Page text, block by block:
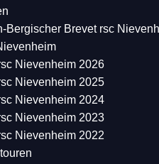
Bergischer Brevet rsc
Nievenheim 2026
Nievenheim 2025
Nievenheim 2024
Nievenheim 2023
Nievenheim 2022